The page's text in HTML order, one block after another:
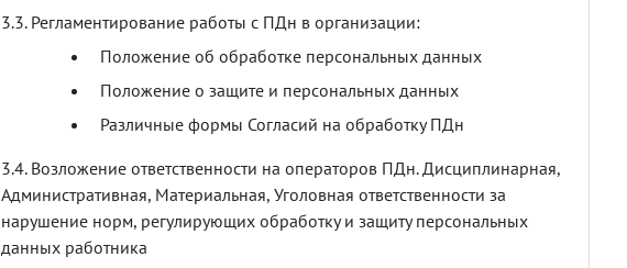
3.3. Регламентирование работы с ПДн в организации:
Положение об обработке персональных данных
Положение о защите и персональных данных
Различные формы Согласий на обработку ПДн
3.4. Возложение ответственности на операторов ПДн. Дисциплинарная,
Административная, Материальная, Уголовная ответственности за
нарушение норм, регулирующих обработку и защиту персональных
данных работника